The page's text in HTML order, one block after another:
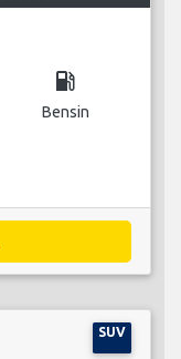
local_gas_station
Bensin
SUV